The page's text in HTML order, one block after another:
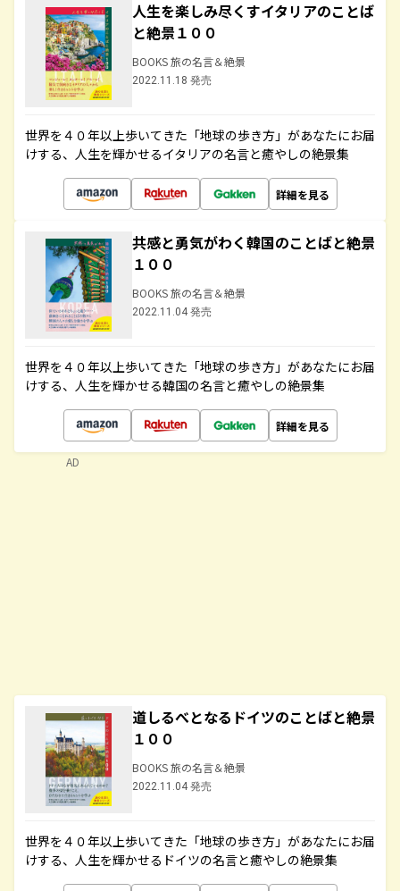
人生を楽しみ尽くすイタリアのことば
と絶景１００
BOOKS 旅の名言＆絶景
2022.11.18 発売
世界を４０年以上歩いてきた「地球の歩き方」があなたにお届
けする、人生を輝かせるイタリアの名言と癒やしの絶景集
詳細を見る
共感と勇気がわく韓国のことばと絶景
１００
BOOKS 旅の名言＆絶景
2022.11.04 発売
世界を４０年以上歩いてきた「地球の歩き方」があなたにお届
けする、人生を輝かせる韓国の名言と癒やしの絶景集
詳細を見る
道しるべとなるドイツのことばと絶景
１００
BOOKS 旅の名言＆絶景
2022.11.04 発売
世界を４０年以上歩いてきた「地球の歩き方」があなたにお届
けする、人生を輝かせるドイツの名言と癒やしの絶景集
AD